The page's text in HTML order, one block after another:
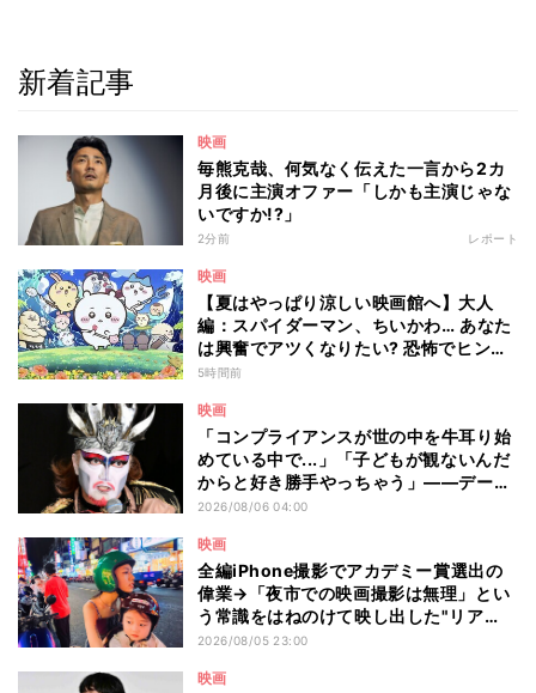
新着記事
映画
毎熊克哉、何気なく伝えた一言から2カ
月後に主演オファー「しかも主演じゃな
いですか!?」
2分前 レポート
映画
【夏はやっぱり涼しい映画館へ】大人
編：スパイダーマン、ちいかわ… あなた
は興奮でアツくなりたい? 恐怖でヒンヤ
リしたい? - 編集部が注目する最新映画5
5時間前
映画
「コンプライアンスが世の中を牛耳り始
めている中で...」「子どもが観ないんだ
からと好き勝手やっちゃう」――デーモ
ン閣下が語る映画『レディ・オア・ノッ
2026/08/06 04:00
映画
全編iPhone撮影でアカデミー賞選出の
偉業→「夜市での映画撮影は無理」とい
う常識をはねのけて映し出した"リア
ル"とは――ツォウ監督が語る映画『左
2026/08/05 23:00
映画